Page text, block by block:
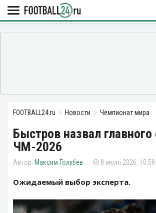
FOOTBALL24.ru Новости Чемпионат мира
Быстров назвал
ЧМ-2026
Максим Голубев 8 июля 2026, 10:59
Ожидаемый выбор эксперта.